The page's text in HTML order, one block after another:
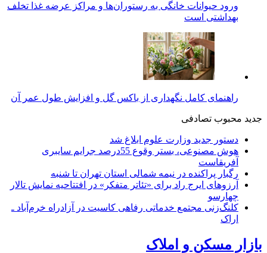
ورود حیوانات خانگی به رستوران‌ها و مراکز عرضه غذا تخلف
بهداشتی است
راهنمای کامل نگهداری از باکس گل و افزایش طول عمر آن
جدید محبوب تصادفی
دستور جدید وزارت علوم ابلاغ شد
هوش مصنوعی، بستر وقوع 55درصد جرایم سایبری
آفریقاست
رگبار پراکنده در نیمه شمالی استان تهران تا شنبه
آرزوهای ایرج راد برای «تئاتر متفکر» در افتتاحیه نمایش تالار
چهارسو
کلنگ‌زنی مجتمع خدماتی رفاهی کاسیت در آزادراه خرم‌آباد ـ
اراک
بازار مسکن و املاک